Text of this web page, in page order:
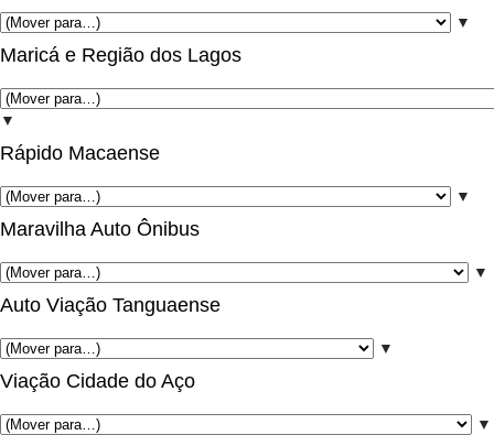
▼
Maricá e Região dos Lagos
▼
Rápido Macaense
▼
Maravilha Auto Ônibus
▼
Auto Viação Tanguaense
▼
Viação Cidade do Aço
▼